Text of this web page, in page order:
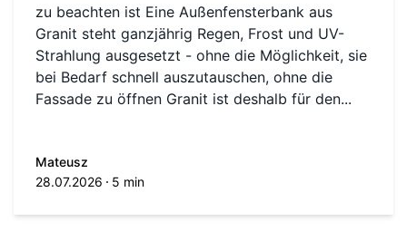
zu beachten ist Eine Außenfensterbank aus
Granit steht ganzjährig Regen, Frost und UV-
Strahlung ausgesetzt - ohne die Möglichkeit, sie
bei Bedarf schnell auszutauschen, ohne die
Fassade zu öffnen Granit ist deshalb für den...
Mateusz
28.07.2026
5 min